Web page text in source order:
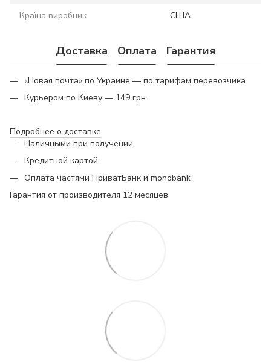
Країна виробник
США
Доставка Оплата Гарантия
«Новая почта» по Украине — по тарифам перевозчика.
Курьером по Киеву — 149 грн.
Подробнее о доставке
Наличными при получении
Кредитной картой
Оплата частями ПриватБанк и monobank
Гарантия от производителя 12 месяцев